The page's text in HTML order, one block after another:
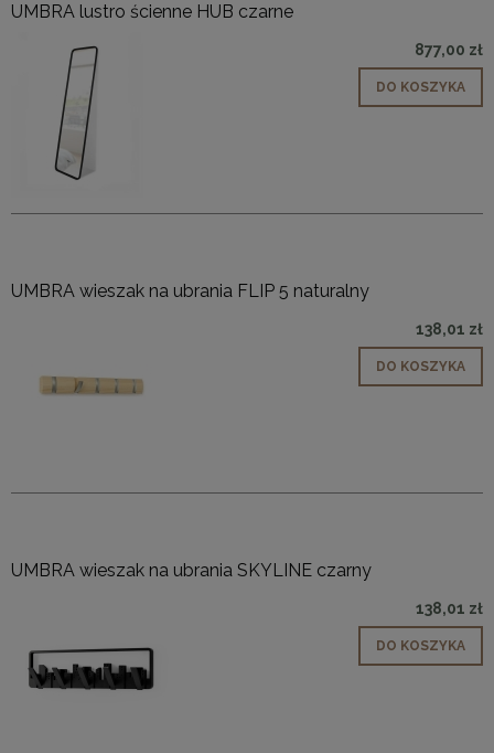
UMBRA lustro ścienne HUB czarne
877,00 zł
DO KOSZYKA
UMBRA wieszak na ubrania FLIP 5 naturalny
138,01 zł
DO KOSZYKA
UMBRA wieszak na ubrania SKYLINE czarny
138,01 zł
DO KOSZYKA